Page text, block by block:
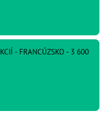
- FRANCÚZSKO - 3 600